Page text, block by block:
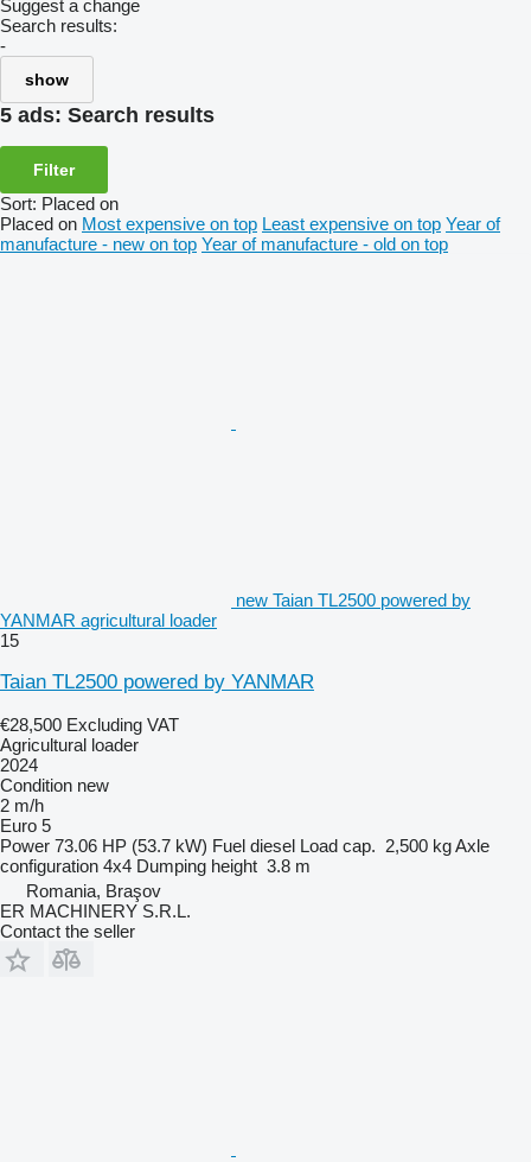
Suggest a change
Search results:
-
show
5 ads: Search results
Filter
Sort: Placed on
Placed on Most expensive on top Least expensive on top Year of
manufacture - new on top Year of manufacture - old on top
new Taian TL2500 powered by
YANMAR agricultural loader
15
Taian TL2500 powered by YANMAR
€28,500 Excluding VAT
Agricultural loader
2024
Condition new
2 m/h
Euro 5
Power 73.06 HP (53.7 kW) Fuel diesel Load cap. 2,500 kgAxle
configuration 4x4 Dumping height 3.8 m
Romania, Braşov
ER MACHINERY S.R.L.
Contact the seller